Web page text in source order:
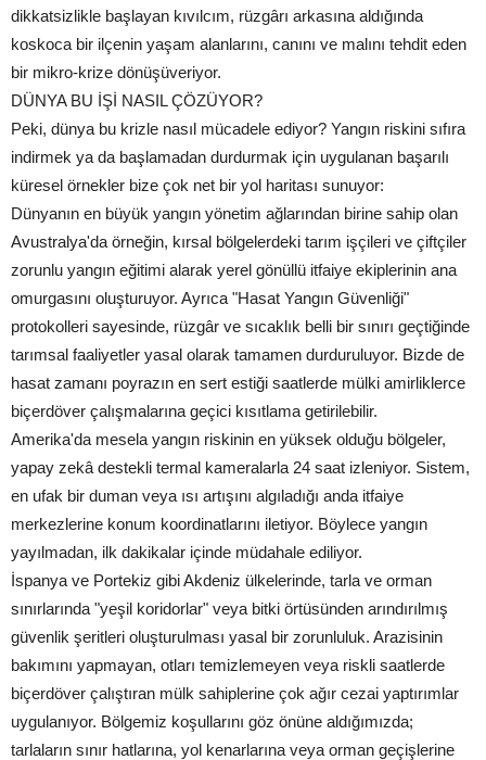
dikkatsizlikle başlayan kıvılcım, rüzgârı arkasına aldığında
koskoca bir ilçenin yaşam alanlarını, canını ve malını tehdit eden
bir mikro-krize dönüşüveriyor.
DÜNYA BU İŞİ NASIL ÇÖZÜYOR?
Peki, dünya bu krizle nasıl mücadele ediyor? Yangın riskini sıfıra
indirmek ya da başlamadan durdurmak için uygulanan başarılı
küresel örnekler bize çok net bir yol haritası sunuyor:
Dünyanın en büyük yangın yönetim ağlarından birine sahip olan
Avustralya'da örneğin, kırsal bölgelerdeki tarım işçileri ve çiftçiler
zorunlu yangın eğitimi alarak yerel gönüllü itfaiye ekiplerinin ana
omurgasını oluşturuyor. Ayrıca "Hasat Yangın Güvenliği"
protokolleri sayesinde, rüzgâr ve sıcaklık belli bir sınırı geçtiğinde
tarımsal faaliyetler yasal olarak tamamen durduruluyor. Bizde de
hasat zamanı poyrazın en sert estiği saatlerde mülki amirliklerce
biçerdöver çalışmalarına geçici kısıtlama getirilebilir.
Amerika'da mesela yangın riskinin en yüksek olduğu bölgeler,
yapay zekâ destekli termal kameralarla 24 saat izleniyor. Sistem,
en ufak bir duman veya ısı artışını algıladığı anda itfaiye
merkezlerine konum koordinatlarını iletiyor. Böylece yangın
yayılmadan, ilk dakikalar içinde müdahale ediliyor.
İspanya ve Portekiz gibi Akdeniz ülkelerinde, tarla ve orman
sınırlarında "yeşil koridorlar" veya bitki örtüsünden arındırılmış
güvenlik şeritleri oluşturulması yasal bir zorunluluk. Arazisinin
bakımını yapmayan, otları temizlemeyen veya riskli saatlerde
biçerdöver çalıştıran mülk sahiplerine çok ağır cezai yaptırımlar
uygulanıyor. Bölgemiz koşullarını göz önüne aldığımızda;
tarlaların sınır hatlarına, yol kenarlarına veya orman geçişlerine